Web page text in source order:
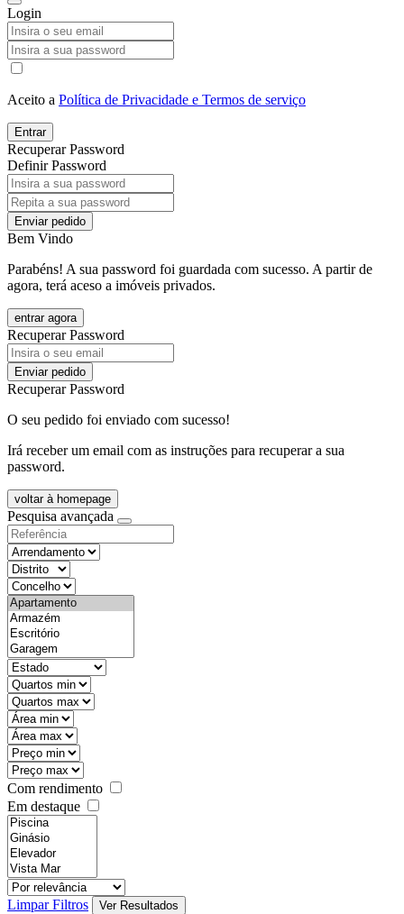
Login
Aceito a Política de Privacidade e Termos de serviço
Entrar
Recuperar Password
Definir Password
Enviar pedido
Bem Vindo
Parabéns! A sua password foi guardada com sucesso. A partir de
agora, terá aceso a imóveis privados.
entrar agora
Recuperar Password
Enviar pedido
Recuperar Password
O seu pedido foi enviado com sucesso!
Irá receber um email com as instruções para recuperar a sua
password.
voltar à homepage
Pesquisa avançada
Com rendimento
Em destaque
Limpar Filtros Ver Resultados